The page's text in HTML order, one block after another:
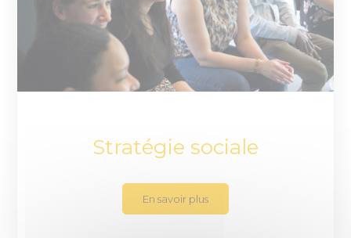
Stratégie sociale
En savoir plus